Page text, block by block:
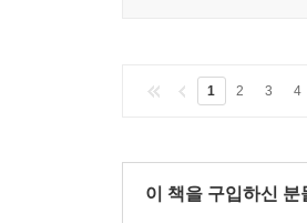
1 2 3 4
이 책을 구입하신 분